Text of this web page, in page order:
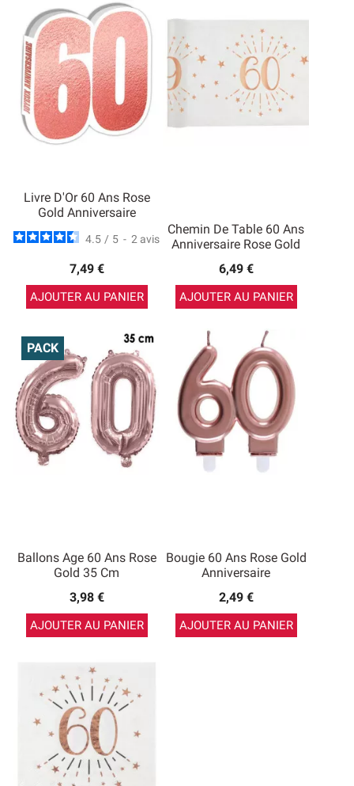
Livre D'Or 60 Ans Rose
Gold Anniversaire
4.5 / 5 - 2 avis
7,49 €
AJOUTER AU PANIER
Chemin De Table 60 Ans
Anniversaire Rose Gold
6,49 €
AJOUTER AU PANIER
Ballons Age 60 Ans Rose
Gold 35 Cm
3,98 €
AJOUTER AU PANIER
PACK
Bougie 60 Ans Rose Gold
Anniversaire
2,49 €
AJOUTER AU PANIER